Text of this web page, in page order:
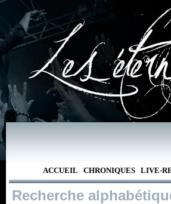
ACCUEIL CHRONIQUES LIVE-
Recherche